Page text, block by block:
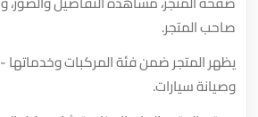
صاحب المتجر.
يظهر المتجر ضمن فئة المركبات وخدماتها
وصيانة سيارات.